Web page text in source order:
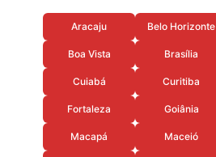
Aracaju Belo Horizonte
Boa Vista Brasília
Cuiabá Curitiba
Fortaleza Goiânia
Macapá Maceió